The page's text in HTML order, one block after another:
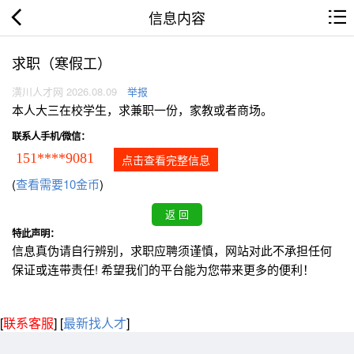
信息内容
求职（寒假工）
潢川人才网 2026.08.09 举报
本人大三在校学生，求兼职一份，家教或者商场。
联系人手机/微信：
151****9081 点击查看完整信息
(查看需要10金币)
特此声明：
信息真伪请自行辨别，求职应聘须谨慎，网站对此不承担任何
保证或连带责任! 希望我们的平台能为您带来更多的便利！
[联系客服] [最新找人才]